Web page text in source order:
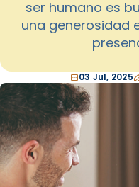
ser humano es
una generosidad
03 Jul, 2025